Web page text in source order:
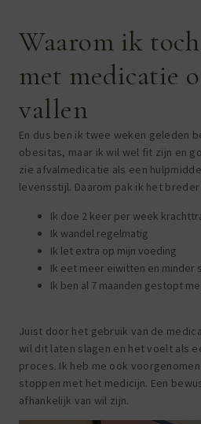
Waarom ik
met medicatie
vallen
En dus ben ik twee weken geleden
obesitas, maar ik wil wel fit zijn en
zie afvalmedicatie als een
levensstijl. Daarom pak ik het breder
Ik doe 2 keer per week
Ik wandel regelmatig
Ik let extra op mijn voeding
Ik eet meer eiwitten en minder
Ik ben al 7 maanden gestopt
Juist door het gebruik van de
wil dit laten slagen en het voelt als
proces. Ik heb me ook
stoppen met het medicijn. Een
afhankelijk van wil zijn.